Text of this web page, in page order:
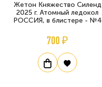
Жетон Княжество Силенд
2025 г. Атомный ледокол
РОССИЯ, в блистере - №4
700 ₽